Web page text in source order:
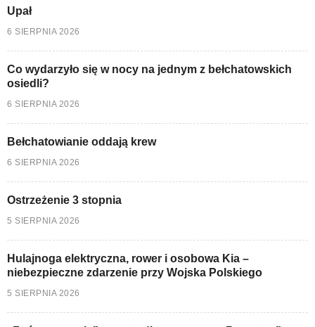
Upał
6 SIERPNIA 2026
Co wydarzyło się w nocy na jednym z bełchatowskich
osiedli?
6 SIERPNIA 2026
Bełchatowianie oddają krew
6 SIERPNIA 2026
Ostrzeżenie 3 stopnia
5 SIERPNIA 2026
Hulajnoga elektryczna, rower i osobowa Kia –
niebezpieczne zdarzenie przy Wojska Polskiego
5 SIERPNIA 2026